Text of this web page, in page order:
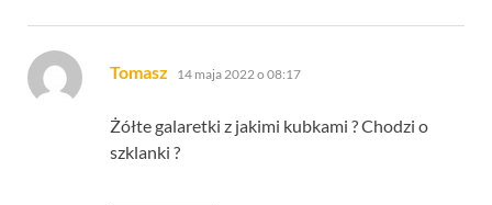
Tomasz pisze:
14 maja 2022 o 08:17
Żółte galaretki z jakimi kubkami ? Chodzi o
szklanki ?